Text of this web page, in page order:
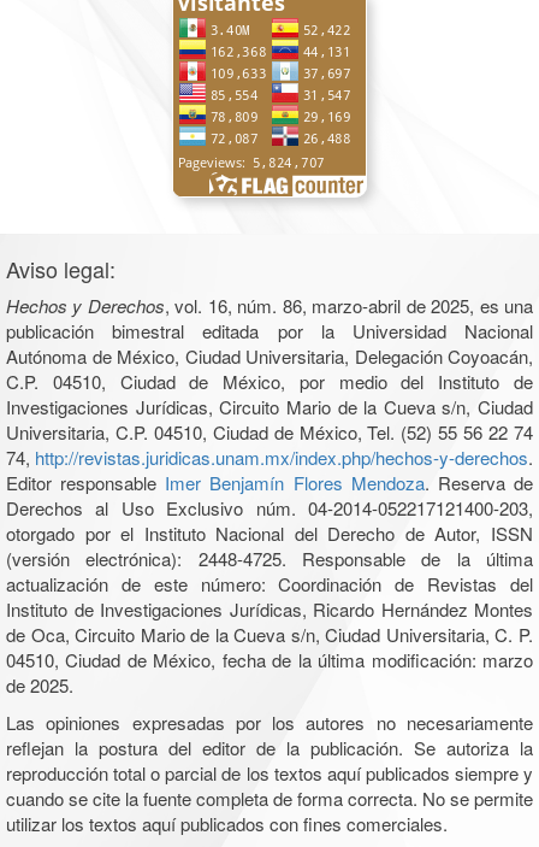
Aviso legal:
Hechos y Derechos, vol. 16, núm. 86, marzo-abril de 2025, es una
publicación bimestral editada por la Universidad Nacional
Autónoma de México, Ciudad Universitaria, Delegación Coyoacán,
C.P. 04510, Ciudad de México, por medio del Instituto de
Investigaciones Jurídicas, Circuito Mario de la Cueva s/n, Ciudad
Universitaria, C.P. 04510, Ciudad de México, Tel. (52) 55 56 22 74
74, http://revistas.juridicas.unam.mx/index.php/hechos-y-derechos.
Editor responsable Imer Benjamín Flores Mendoza. Reserva de
Derechos al Uso Exclusivo núm. 04-2014-052217121400-203,
otorgado por el Instituto Nacional del Derecho de Autor, ISSN
(versión electrónica): 2448-4725. Responsable de la última
actualización de este número: Coordinación de Revistas del
Instituto de Investigaciones Jurídicas, Ricardo Hernández Montes
de Oca, Circuito Mario de la Cueva s/n, Ciudad Universitaria, C. P.
04510, Ciudad de México, fecha de la última modificación: marzo
de 2025.
Las opiniones expresadas por los autores no necesariamente
reflejan la postura del editor de la publicación. Se autoriza la
reproducción total o parcial de los textos aquí publicados siempre y
cuando se cite la fuente completa de forma correcta. No se permite
utilizar los textos aquí publicados con fines comerciales.